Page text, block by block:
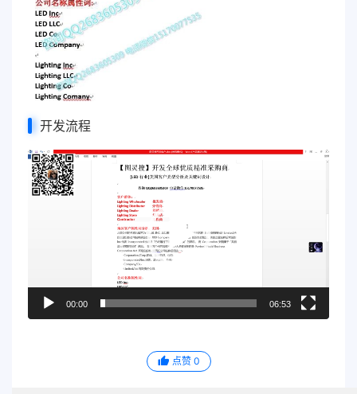
开发流程
视
频
播
00:00 06:53
点赞 0